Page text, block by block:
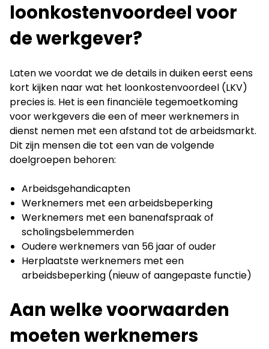
loonkostenvoordeel voor
de werkgever?
Laten we voordat we de details in duiken eerst eens
kort kijken naar wat het loonkostenvoordeel (LKV)
precies is. Het is een financiële tegemoetkoming
voor werkgevers die een of meer werknemers in
dienst nemen met een afstand tot de arbeidsmarkt.
Dit zijn mensen die tot een van de volgende
doelgroepen behoren:
Arbeidsgehandicapten
Werknemers met een arbeidsbeperking
Werknemers met een banenafspraak of
scholingsbelemmerden
Oudere werknemers van 56 jaar of ouder
Herplaatste werknemers met een
arbeidsbeperking (nieuw of aangepaste functie)
Aan welke voorwaarden
moeten werknemers